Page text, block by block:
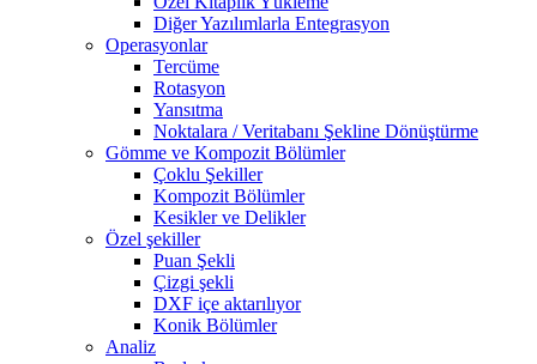
Diğer Yazılımlarla Entegrasyon
Operasyonlar
Tercüme
Rotasyon
Yansıtma
Noktalara / Veritabanı Şekline Dönüştürme
Gömme ve Kompozit Bölümler
Çoklu Şekiller
Kompozit Bölümler
Kesikler ve Delikler
Özel şekiller
Puan Şekli
Çizgi şekli
DXF içe aktarılıyor
Konik Bölümler
Analiz